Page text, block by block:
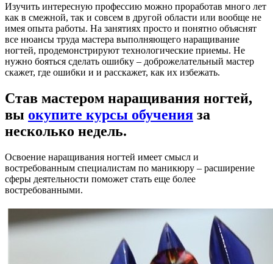
Изучить интересную профессию можно проработав много лет
как в смежной, так и совсем в другой области или вообще не
имея опыта работы. На занятиях просто и понятно объяснят
все нюансы труда мастера выполняющего наращивание
ногтей, продемонстрируют технологические приемы. Не
нужно бояться сделать ошибку – доброжелательный мастер
скажет, где ошибки и и расскажет, как их избежать.
Став мастером наращивания ногтей,
вы окупите курсы обучения за
несколько недель.
Освоение наращивания ногтей имеет смысл и
востребованным специалистам по маникюру – расширение
сферы деятельности поможет стать еще более
востребованными.